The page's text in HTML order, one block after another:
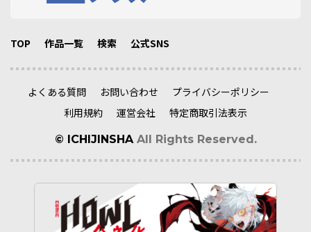
TOP 作品一覧 検索 公式SNS
よくある質問 お問い合わせ
プライバシーポリシー
利用規約
運営会社 特定商取引法表示
© ICHIJINSHA All Rights Reserved.